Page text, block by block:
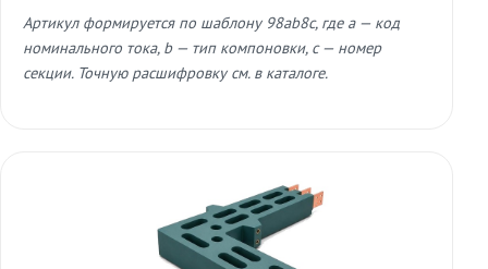
Артикул формируется по шаблону 98ab8c, где a — код
номинального тока, b — тип компоновки, c — номер
секции. Точную расшифровку см. в каталоге.